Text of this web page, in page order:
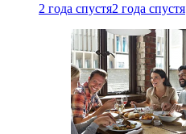
2 года спустя2 года спустя